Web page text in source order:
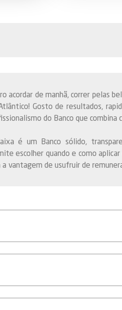
acordar de manhã, correr pelas
Gosto de resultados,
do Banco que combina
é um Banco sólido,
escolher quando e como
a vantagem de usufruir de